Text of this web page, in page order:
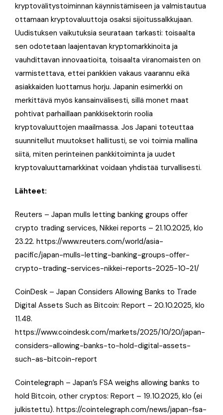
kryptovälitystoiminnan käynnistämiseen ja valmistautua
ottamaan kryptovaluuttoja osaksi sijoitussalkkujaan.
Uudistuksen vaikutuksia seurataan tarkasti: toisaalta
sen odotetaan laajentavan kryptomarkkinoita ja
vauhdittavan innovaatioita, toisaalta viranomaisten on
varmistettava, ettei pankkien vakaus vaarannu eikä
asiakkaiden luottamus horju. Japanin esimerkki on
merkittävä myös kansainvälisesti, sillä monet maat
pohtivat parhaillaan pankkisektorin roolia
kryptovaluuttojen maailmassa. Jos Japani toteuttaa
suunnitellut muutokset hallitusti, se voi toimia mallina
siitä, miten perinteinen pankkitoiminta ja uudet
kryptovaluuttamarkkinat voidaan yhdistää turvallisesti.
Lähteet:
Reuters – Japan mulls letting banking groups offer
crypto trading services, Nikkei reports – 21.10.2025, klo
23.22. https://www.reuters.com/world/asia-
pacific/japan-mulls-letting-banking-groups-offer-
crypto-trading-services-nikkei-reports-2025-10-21/
CoinDesk – Japan Considers Allowing Banks to Trade
Digital Assets Such as Bitcoin: Report – 20.10.2025, klo
11.48.
https://www.coindesk.com/markets/2025/10/20/japan-
considers-allowing-banks-to-hold-digital-assets-
such-as-bitcoin-report
Cointelegraph – Japan’s FSA weighs allowing banks to
hold Bitcoin, other cryptos: Report – 19.10.2025, klo (ei
julkistettu). https://cointelegraph.com/news/japan-fsa-